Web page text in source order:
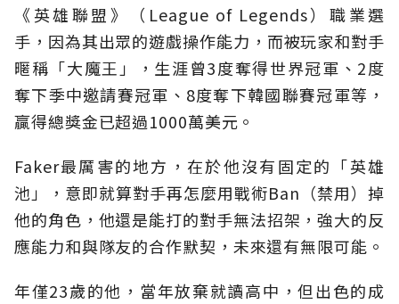
《英雄聯盟》（League of Legends）職業選
手，因為其出眾的遊戲操作能力，而被玩家和對手
暱稱「大魔王」，生涯曾3度奪得世界冠軍、2度
奪下季中邀請賽冠軍、8度奪下韓國聯賽冠軍等，
贏得總獎金已超過1000萬美元。
Faker最厲害的地方，在於他沒有固定的「英雄
池」，意即就算對手再怎麼用戰術Ban（禁用）掉
他的角色，他還是能打的對手無法招架，強大的反
應能力和與隊友的合作默契，未來還有無限可能。
年僅23歲的他，當年放棄就讀高中，但出色的成